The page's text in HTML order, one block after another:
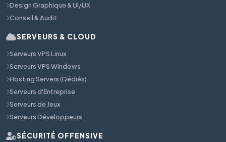
Design Graphique & UI/UX
Conseil & Audit
SERVEURS & CLOUD
Serveurs VPS Linux
Serveurs VPS Windows
Hosting Servers (Dédiés)
Serveurs d'Entreprise
Serveurs de Jeux
Serveurs Développeurs
SÉCURITÉ OFFENSIVE